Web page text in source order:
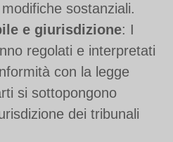
sostanziali.
e giurisdizione: I
regolati e interpretati
con la legge
si sottopongono
dei tribunali